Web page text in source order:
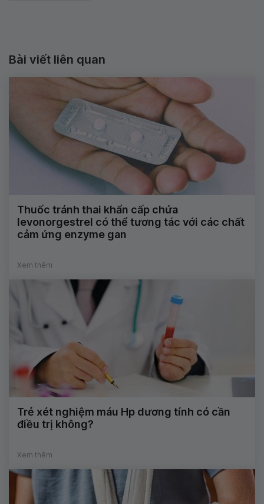
Bài viết liên quan
Thuốc tránh thai khẩn cấp chứa
levonorgestrel có thể tương tác với các chất
cảm ứng enzyme gan
Xem thêm
Trẻ xét nghiệm máu Hp dương tính có cần
điều trị không?
Xem thêm